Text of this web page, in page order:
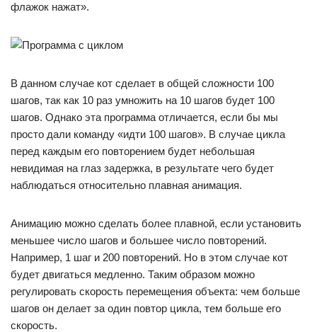
флажок нажат».
В данном случае кот сделает в общей сложности 100
шагов, так как 10 раз умножить на 10 шагов будет 100
шагов. Однако эта программа отличается, если бы мы
просто дали команду «идти 100 шагов». В случае цикла
перед каждым его повторением будет небольшая
невидимая на глаз задержка, в результате чего будет
наблюдаться относительно плавная анимация.
Анимацию можно сделать более плавной, если установить
меньшее число шагов и большее число повторений.
Например, 1 шаг и 200 повторений. Но в этом случае кот
будет двигаться медленно. Таким образом можно
регулировать скорость перемещения объекта: чем больше
шагов он делает за один повтор цикла, тем больше его
скорость.